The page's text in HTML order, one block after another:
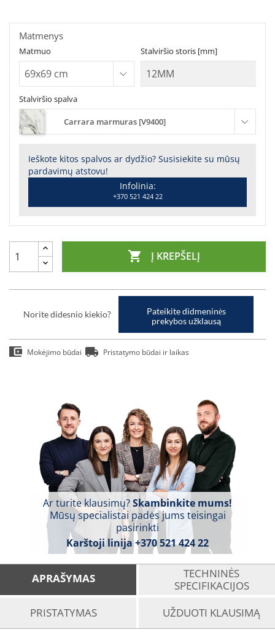
Stalviršio spalva
Carrara marmuras [V9400]
Ieškote kitos spalvos ar dydžio? Susisiekite su mūsų
pardavimų atstovu!
Infolinia:
+370 521 424 22
Matmuo Stalviršio storis [mm]
Matmenys
 Į KREPŠELĮ
Norite didesnio kiekio?
Pateikite didmeninės
prekybos užklausą
Mokėjimo būdai Pristatymo būdai ir laikas
Ar turite klausimų?Skambinkite mums!
Mūsų specialistai padės jums teisingai
pasirinkti
Karštoji linija +370 521 424 22
APRAŠYMAS
TECHNINĖS
SPECIFIKACIJOS
PRISTATYMAS
UŽDUOTI KLAUSIMĄ